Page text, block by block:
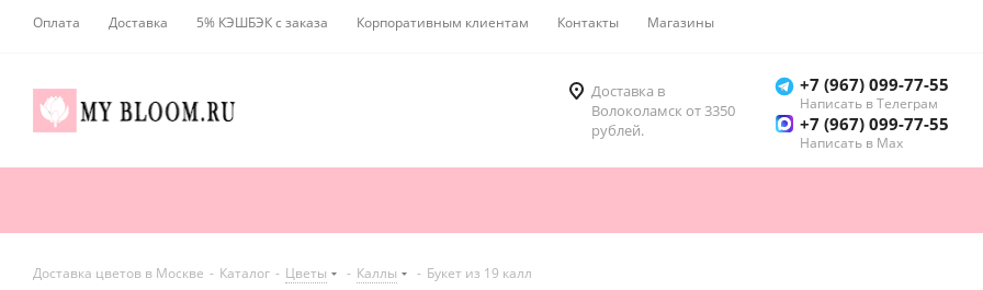
Оплата Доставка 5% КЭШБЭК с заказа Корпоративным клиентам Контакты Магазины
Доставка в
Волоколамск от 3350
рублей.
+7 (967) 099-77-55
Написать в Телеграм
+7 (967) 099-77-55
Написать в Мах
Доставка цветов в Москве - Каталог - Цветы - Каллы - Букет из 19 калл